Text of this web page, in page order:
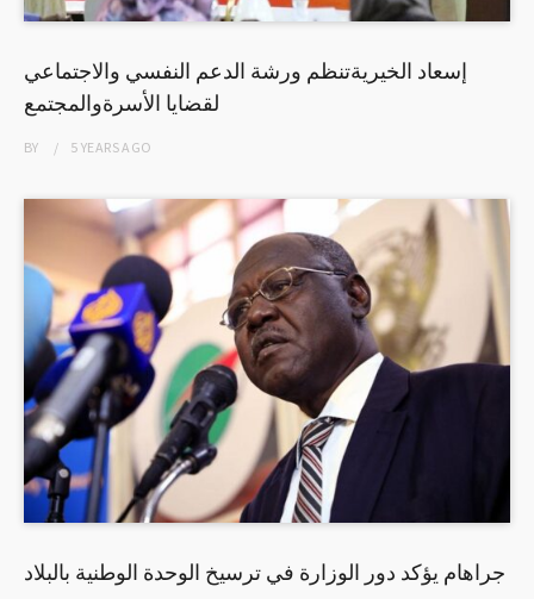
إسعاد الخيريةتنظم ورشة الدعم النفسي والاجتماعي
لقضايا الأسرةوالمجتمع
BY 5 YEARSAGO
جراهام يؤكد دور الوزارة في ترسيخ الوحدة الوطنية بالبلاد